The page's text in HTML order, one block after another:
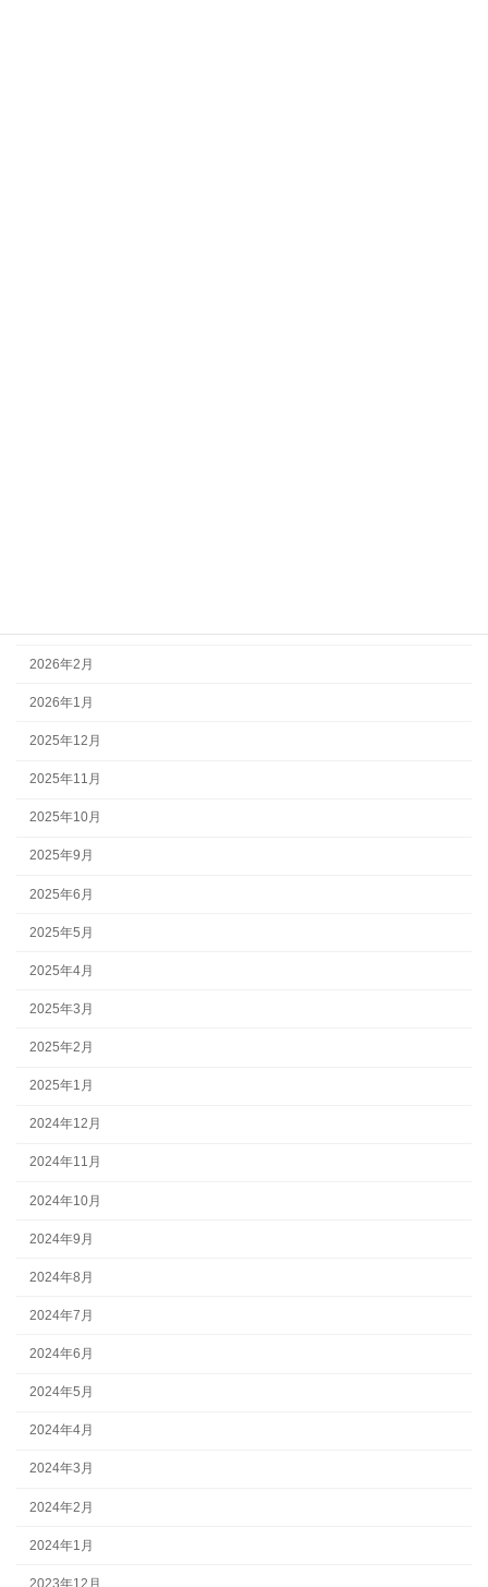
2026年2月
2026年1月
2025年12月
2025年11月
2025年10月
2025年9月
2025年6月
2025年5月
2025年4月
2025年3月
2025年2月
2025年1月
2024年12月
2024年11月
2024年10月
2024年9月
2024年8月
2024年7月
2024年6月
2024年5月
2024年4月
2024年3月
2024年2月
2024年1月
2023年12月